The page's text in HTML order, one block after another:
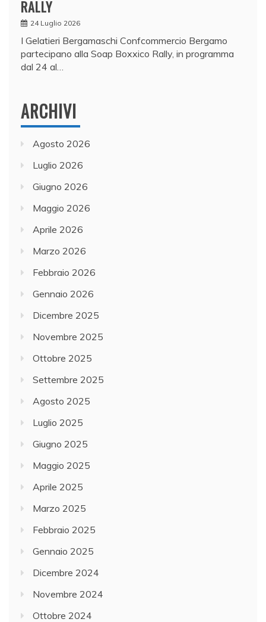
RALLY
24 Luglio 2026
I Gelatieri Bergamaschi Confcommercio Bergamo
partecipano alla Soap Boxxico Rally, in programma
dal 24 al…
ARCHIVI
Agosto 2026
Luglio 2026
Giugno 2026
Maggio 2026
Aprile 2026
Marzo 2026
Febbraio 2026
Gennaio 2026
Dicembre 2025
Novembre 2025
Ottobre 2025
Settembre 2025
Agosto 2025
Luglio 2025
Giugno 2025
Maggio 2025
Aprile 2025
Marzo 2025
Febbraio 2025
Gennaio 2025
Dicembre 2024
Novembre 2024
Ottobre 2024